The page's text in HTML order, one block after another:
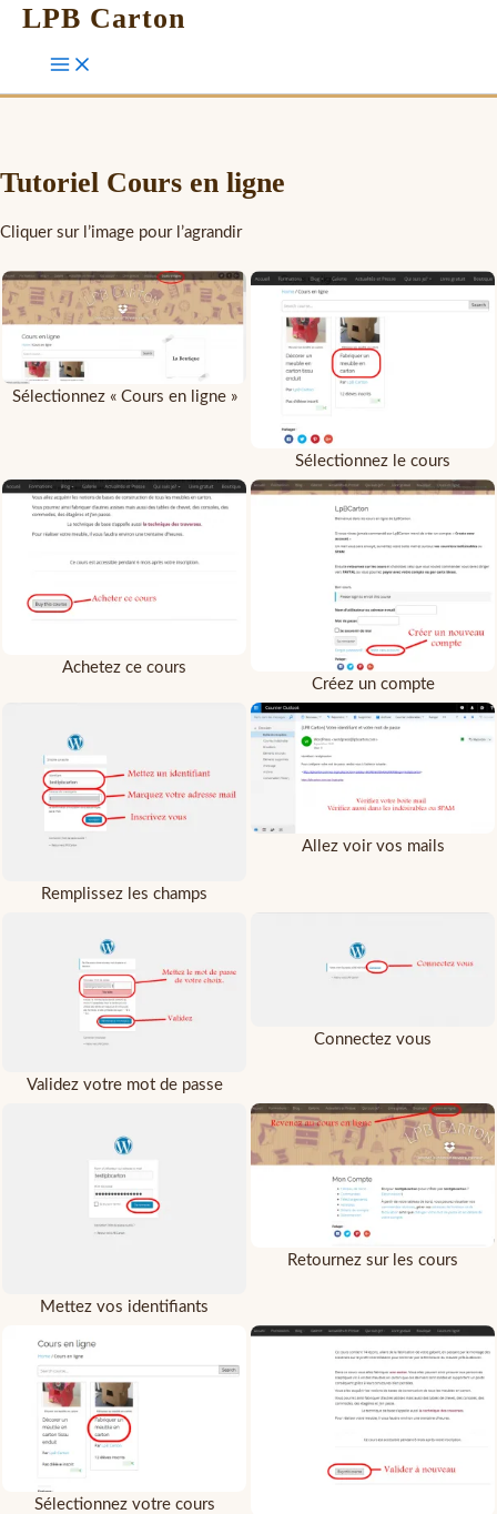
LPB Carton
Tutoriel Cours en ligne
Cliquer sur l’image pour l’agrandir
Sélectionnez « Cours en ligne »
Sélectionnez le cours
Achetez ce cours
Créez un compte
Remplissez les champs
Allez voir vos mails
Validez votre mot de passe
Connectez vous
Mettez vos identifiants
Retournez sur les cours
Sélectionnez votre cours